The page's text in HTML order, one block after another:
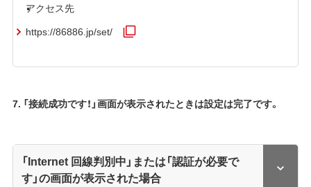
アクセス先
https://86886.jp/set/
7. 「接続成功です！」画面が表示されたときは設定は完了です。
「Internet 回線判別中」または「認証が必要で
す」の画面が表示された場合